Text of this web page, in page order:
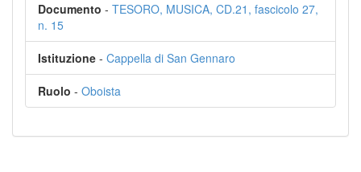
Documento - TESORO, MUSICA, CD.21, fascicolo 27,
n. 15
Istituzione - Cappella di San Gennaro
Ruolo - Oboista